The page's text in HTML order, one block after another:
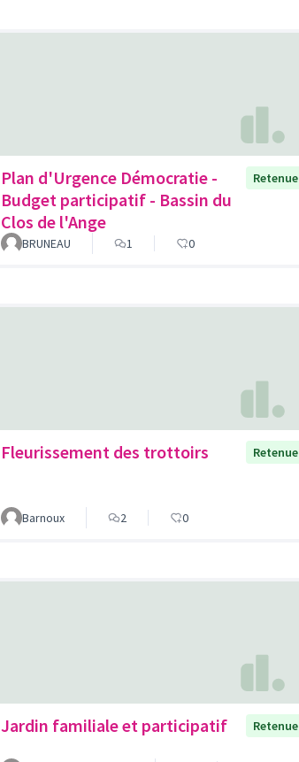
Plan d'Urgence Démocratie -
Budget participatif - Bassin du
Clos de l'Ange
Retenue
BRUNEAU 1 0
Fleurissement des trottoirs Retenue
Barnoux 2 0
Jardin familiale et participatif Retenue